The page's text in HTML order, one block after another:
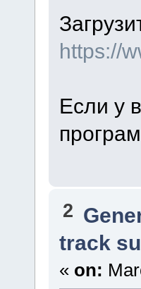
https://
Если у
2
track
« on: